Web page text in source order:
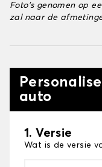
Foto's genomen op
zal naar de
auto
1. Versie
Wat is de versie